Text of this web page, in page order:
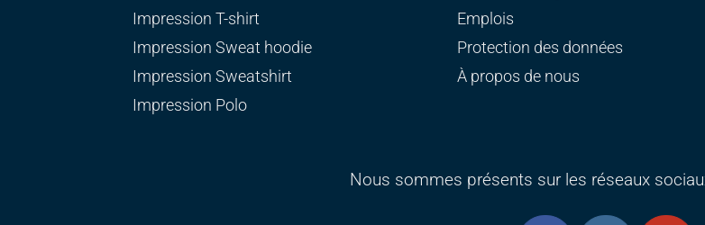
Impression T-shirt
Impression Sweat hoodie
Impression Sweatshirt
Impression Polo
Emplois
Protection des données
À propos de nous
Nous sommes présents sur les réseaux